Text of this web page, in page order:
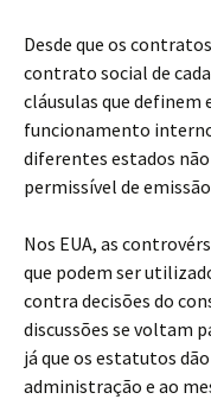
Desde que os
contrato social de
cláusulas que definem
funcionamento
diferentes estados
permissível de
Nos EUA, as
que podem ser
contra decisões do
discussões se voltam
já que os estatutos
administração e ao